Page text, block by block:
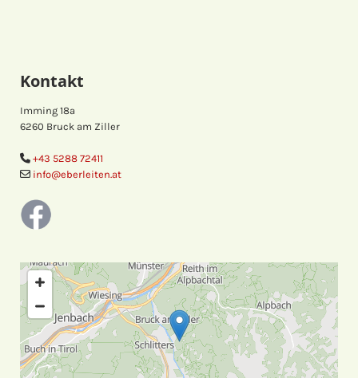
Kontakt
Imming 18a
6260 Bruck am Ziller
 +43 5288 72411
 info@eberleiten.at